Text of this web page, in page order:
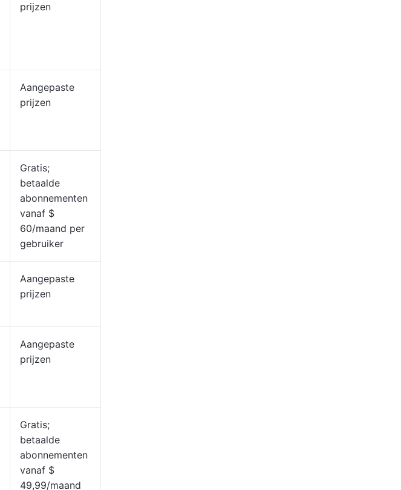
prijzen
Aangepaste
prijzen
Gratis;
betaalde
abonnementen
vanaf $
60/maand per
gebruiker
Aangepaste
prijzen
Aangepaste
prijzen
Gratis;
betaalde
abonnementen
vanaf $
49,99/maand